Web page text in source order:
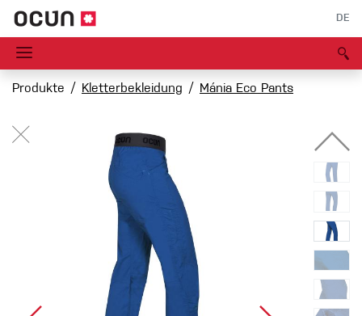
DE
Produkte Kletterbekleidung Mánia Eco Pants